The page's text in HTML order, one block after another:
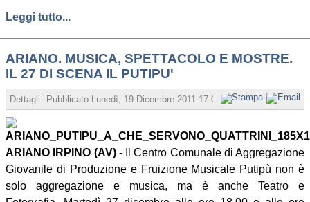
Leggi tutto...
ARIANO. MUSICA, SPETTACOLO E MOSTRE.
IL 27 DI SCENA IL PUTIPU'
Dettagli Pubblicato Lunedì, 19 Dicembre 2011 17:03 Scritto da Redazione
ARIANO IRPINO (AV)- Il Centro Comunale di Aggregazione
Giovanile di Produzione e Fruizione Musicale Putipù non è
solo aggregazione e musica, ma è anche Teatro e